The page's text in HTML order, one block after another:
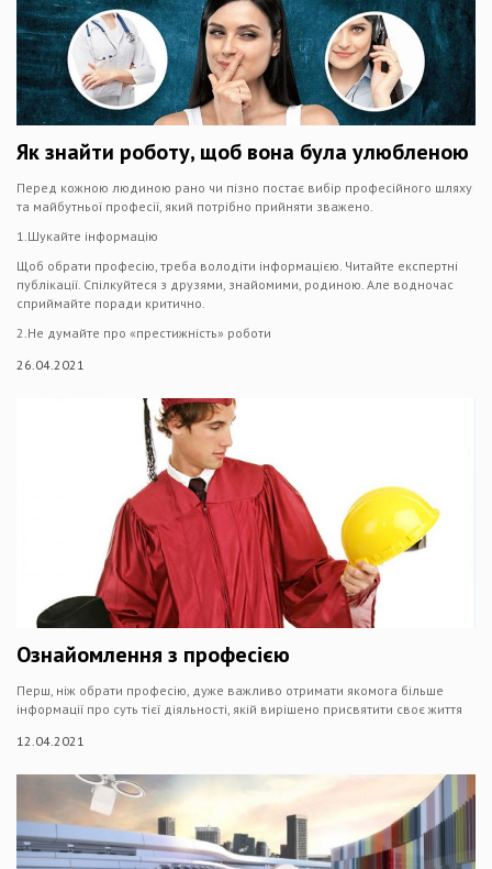
Як знайти роботу, щоб вона була улюбленою
Перед кожною людиною рано чи пізно постає вибір професійного шляху
та майбутньої професії, який потрібно прийняти зважено.
1.Шукайте інформацію
Щоб обрати професію, треба володіти інформацією. Читайте експертні
публікації. Спілкуйтеся з друзями, знайомими, родиною. Але водночас
сприймайте поради критично.
2.Не думайте про «престижність» роботи
26.04.2021
Ознайомлення з професією
Перш, ніж обрати професію, дуже важливо отримати якомога більше
інформації про суть тієї діяльності, якій вирішено присвятити своє життя
12.04.2021